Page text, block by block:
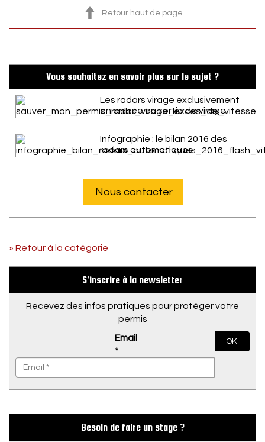
Retour haut de page
Vous souhaitez en savoir plus sur le sujet ?
Les radars virage exclusivement
en entrée ou sortie de virage
Infographie : le bilan 2016 des
radars automatiques
Nous contacter
» Retour à la catégorie
S’inscrire à la newsletter
Recevez des infos pratiques pour protéger votre
permis
Email
*
OK
Besoin de faire un stage ?